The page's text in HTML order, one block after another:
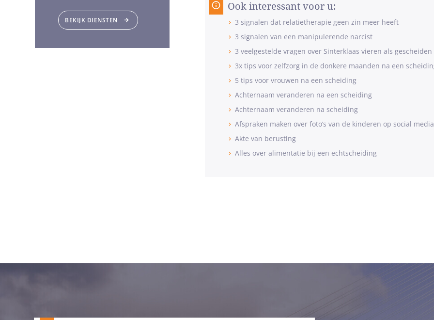
Ook interessant voor u:
3 signalen dat relatietherapie geen zin meer heeft
3 signalen van een manipulerende narcist
3 veelgestelde vragen over Sinterklaas vieren als
3x tips voor zelfzorg in de donkere maanden na een
5 tips voor vrouwen na een scheiding
Achternaam veranderen na een scheiding
Achternaam veranderen na scheiding
Afspraken maken over foto’s van de kinderen op social media
Akte van berusting
Alles over alimentatie bij een echtscheiding
BEKIJK DIENSTEN